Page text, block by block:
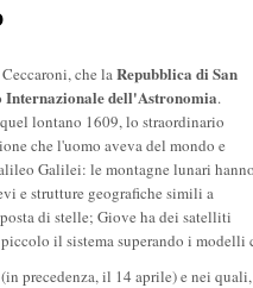
che laRepubblica di San
Internazionale dell'Astronomia.
lontano 1609, lo straordinario
che l'uomo aveva del mondo e
Galilei: le montagne lunari
e strutture geografiche simili a
di stelle; Giove ha dei satelliti
piccolo il sistema superando i
(in precedenza, il 14 aprile) e nei